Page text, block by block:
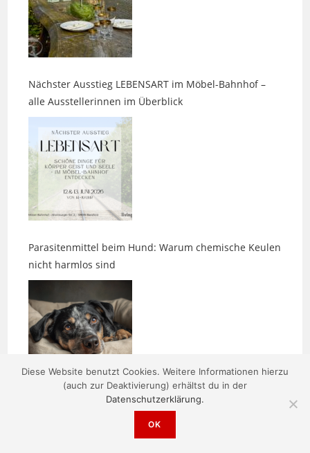
Nächster Ausstieg LEBENSART im Möbel-Bahnhof –
Parasitenmittel beim Hund: Warum chemische Keulen
Zwischen den Bildern entsteht etwas
Diese Website benutzt Cookies. Weitere Informationen hierzu
(auch zur Deaktivierung) erhältst du in der
Datenschutzerklärung.
OK